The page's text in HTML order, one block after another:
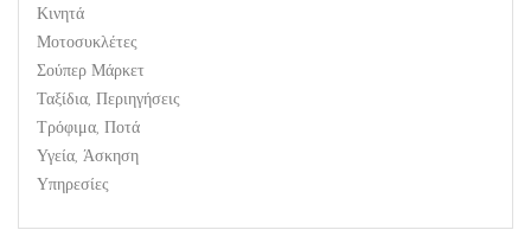
Κινητά
Μοτοσυκλέτες
Σούπερ Μάρκετ
Ταξίδια, Περιηγήσεις
Τρόφιμα, Ποτά
Υγεία, Άσκηση
Υπηρεσίες